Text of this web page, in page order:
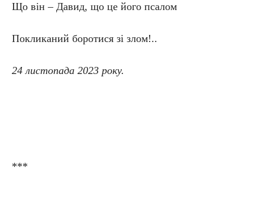
Що він – Давид, що це його псалом
Покликаний боротися зі злом!..
24 листопада 2023 року.
***